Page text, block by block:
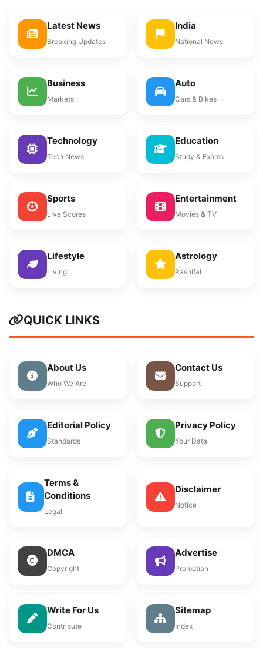
Latest News
Breaking Updates
India
National News
Business
Markets
Auto
Cars & Bikes
Technology
Tech News
Education
Study & Exams
Sports
Live Scores
Entertainment
Movies & TV
Lifestyle
Living
Astrology
Rashifal
QUICK LINKS
About Us
Who We Are
Contact Us
Support
Editorial Policy
Standards
Privacy Policy
Your Data
Terms &
Conditions
Legal
Disclaimer
Notice
DMCA
Copyright
Advertise
Promotion
Write For Us
Contribute
Sitemap
Index